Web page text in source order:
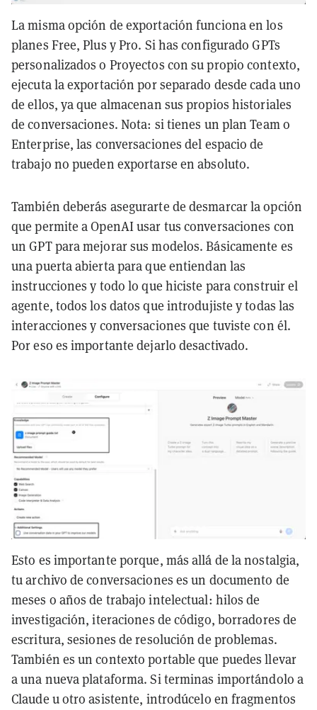
La misma opción de exportación funciona en los
planes Free, Plus y Pro. Si has configurado GPTs
personalizados o Proyectos con su propio contexto,
ejecuta la exportación por separado desde cada uno
de ellos, ya que almacenan sus propios historiales
de conversaciones. Nota: si tienes un plan Team o
Enterprise, las conversaciones del espacio de
trabajo no pueden exportarse en absoluto.
También deberás asegurarte de desmarcar la opción
que permite a OpenAI usar tus conversaciones con
un GPT para mejorar sus modelos. Básicamente es
una puerta abierta para que entiendan las
instrucciones y todo lo que hiciste para construir el
agente, todos los datos que introdujiste y todas las
interacciones y conversaciones que tuviste con él.
Por eso es importante dejarlo desactivado.
Esto es importante porque, más allá de la nostalgia,
tu archivo de conversaciones es un documento de
meses o años de trabajo intelectual: hilos de
investigación, iteraciones de código, borradores de
escritura, sesiones de resolución de problemas.
También es un contexto portable que puedes llevar
a una nueva plataforma. Si terminas importándolo a
Claude u otro asistente, introdúcelo en fragmentos